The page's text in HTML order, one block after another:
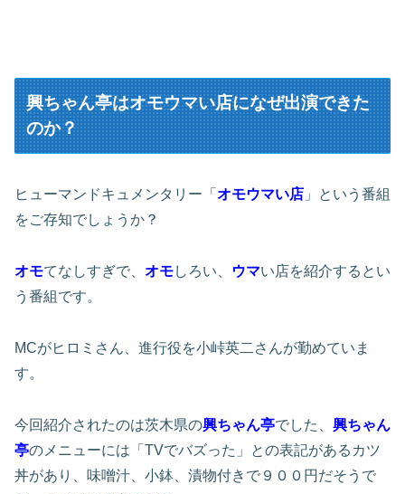
興ちゃん亭はオモウマい店になぜ出演できた
のか？
ヒューマンドキュメンタリー「 オモウマい店 」という番組
をご存知でしょうか？
オモてなしすぎで、 オモしろい、 ウマい店を紹介するとい
う番組です。
MCがヒロミさん、進行役を小峠英二さんが勤めていま
す。
今回紹介されたのは茨木県の興ちゃん亭でした、 興ちゃん
亭のメニューには「TVでバズった」との表記があるカツ
丼があり、味噌汁、小鉢、漬物付きで９００円だそうで